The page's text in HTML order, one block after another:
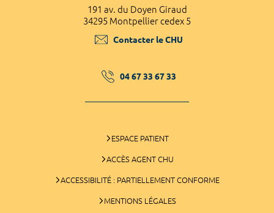
191 av. du Doyen Giraud
34295 Montpellier cedex 5
Contacter le CHU
04 67 33 67 33
ESPACE PATIENT
ACCÈS AGENT CHU
ACCESSIBILITÉ : PARTIELLEMENT CONFORME
MENTIONS LÉGALES